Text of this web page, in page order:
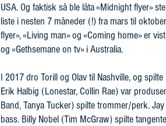
USA. Og faktisk så ble låta «Midnight flyer»
liste i nesten 7 måneder (!) fra mars til
flyer», «Living man» og «Coming home» er
og «Gethsemane on tv» i Australia.
I 2017 dro Torill og Olav til Nashville, og
Erik Halbig (Lonestar, Collin Rae) var
Band, Tanya Tucker) spilte trommer/perk.
bass. Billy Nobel (Tim McGraw) spilte